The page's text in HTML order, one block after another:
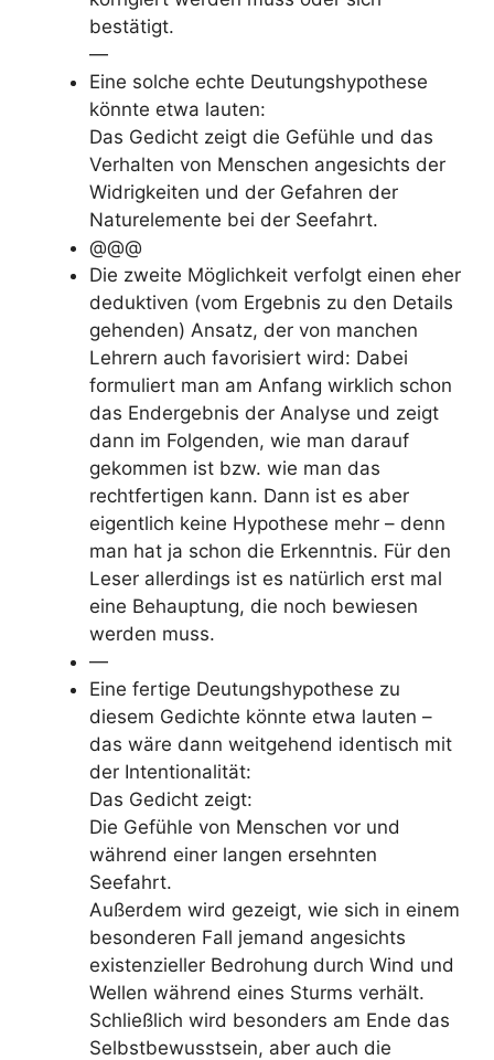
bestätigt.
—
Eine solche echte Deutungshypothese
könnte etwa lauten:
Das Gedicht zeigt die Gefühle und das
Verhalten von Menschen angesichts der
Widrigkeiten und der Gefahren der
Naturelemente bei der Seefahrt.
@@@
Die zweite Möglichkeit verfolgt einen eher
deduktiven (vom Ergebnis zu den Details
gehenden) Ansatz, der von manchen
Lehrern auch favorisiert wird: Dabei
formuliert man am Anfang wirklich schon
das Endergebnis der Analyse und zeigt
dann im Folgenden, wie man darauf
gekommen ist bzw. wie man das
rechtfertigen kann. Dann ist es aber
eigentlich keine Hypothese mehr – denn
man hat ja schon die Erkenntnis. Für den
Leser allerdings ist es natürlich erst mal
eine Behauptung, die noch bewiesen
werden muss.
—
Eine fertige Deutungshypothese zu
diesem Gedichte könnte etwa lauten –
das wäre dann weitgehend identisch mit
der Intentionalität:
Das Gedicht zeigt:
Die Gefühle von Menschen vor und
während einer langen ersehnten
Seefahrt.
Außerdem wird gezeigt, wie sich in einem
besonderen Fall jemand angesichts
existenzieller Bedrohung durch Wind und
Wellen während eines Sturms verhält.
Schließlich wird besonders am Ende das
Selbstbewusstsein, aber auch die